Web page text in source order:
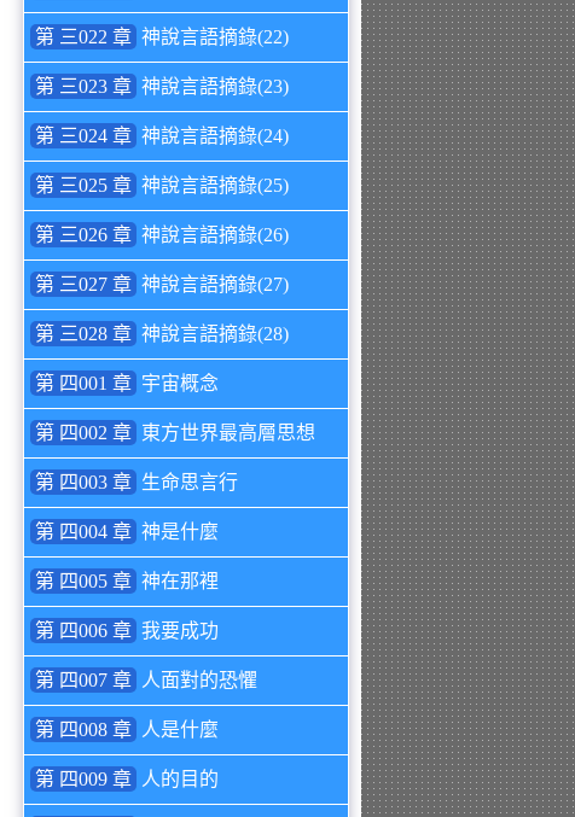
第 三022 章 神說言語摘錄(22)
第 三023 章 神說言語摘錄(23)
第 三024 章 神說言語摘錄(24)
第 三025 章 神說言語摘錄(25)
第 三026 章 神說言語摘錄(26)
第 三027 章 神說言語摘錄(27)
第 三028 章 神說言語摘錄(28)
第 四001 章 宇宙概念
第 四002 章 東方世界最高層思想
第 四003 章 生命思言行
第 四004 章 神是什麼
第 四005 章 神在那裡
第 四006 章 我要成功
第 四007 章 人面對的恐懼
第 四008 章 人是什麼
第 四009 章 人的目的